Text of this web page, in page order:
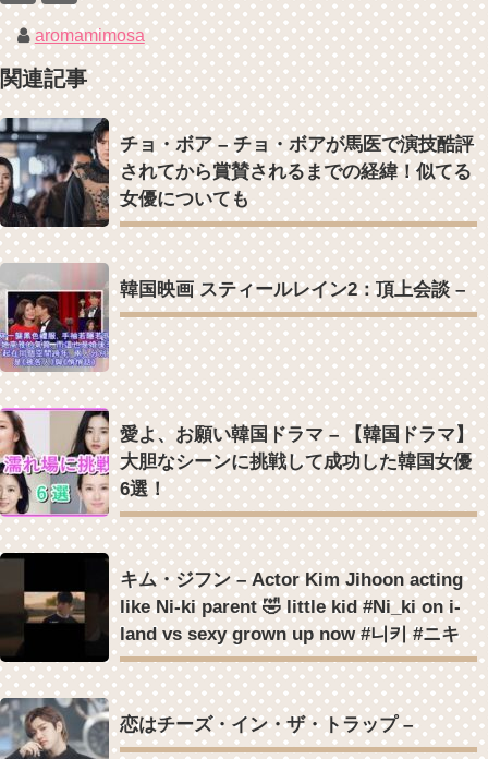
Powered by livedoor 相互RSS
キム・ユジョン、新ドラマ「まず熱く掃除せよ」に出演確定…“台本
を見た瞬間惹かれた” 20180123
幻の王女チャミョンゴ エンディング
YUCHUN ♥ LOVE 15 「成均館 5話」
[Fan MV]七日の王妃(7일의 왕비)OST – 정기고 (Junggigo) – 그리고 그
려도 (Miss You In My Heart)
俳優カン・ギヨン、突然の熱愛宣言…「キム秘書がなぜそうか」出演
で話題 Big News TV
Powered by livedoor 相互RSS
aromamimosa
関連記事
チョ・ボア – チョ・ボアが馬医で演技酷評
されてから賞賛されるまでの経緯！似てる
女優についても
韓国映画 スティールレイン2：頂上会談 –
愛よ、お願い韓国ドラマ – 【韓国ドラマ】
大胆なシーンに挑戦して成功した韓国女優
6選！
キム・ジフン – Actor Kim Jihoon acting
like Ni-ki parent 🤣 little kid #Ni_ki on i-
land vs sexy grown up now #니키 #ニキ
恋はチーズ・イン・ザ・トラップ –